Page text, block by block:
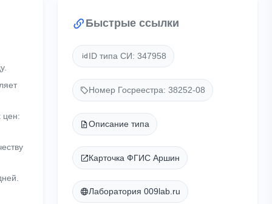
цен:
Быстрые ссылки
ID типа СИ: 347958
Номер Госреестра: 38252-08
Описание типа
Карточка ФГИС Аршин
Лаборатория 009lab.ru